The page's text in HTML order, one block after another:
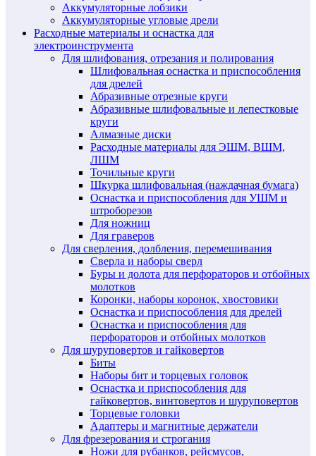
Аккумуляторные лобзики
Аккумуляторные угловые дрели
Расходные материалы и оснастка для
электроинструмента
Для шлифования, отрезания и полирования
Шлифовальная оснастка и приспособления
для дрелей
Абразивные отрезные круги
Абразивные шлифовальные и лепестковые
круги
Алмазные диски
Расходные материалы для ЭШМ, ВШМ,
ЛШМ
Точильные круги
Шкурка шлифовальная (наждачная бумага)
Оснастка и приспособления для УШМ и
штроборезов
Для ножниц
Для граверов
Для сверления, долбления, перемешивания
Сверла и наборы сверл
Буры и долота для перфораторов и отбойных
молотков
Коронки, наборы коронок, хвостовики
Оснастка и приспособления для дрелей
Оснастка и приспособления для
перфораторов и отбойных молотков
Для шуруповертов и гайковертов
Биты
Наборы бит и торцевых головок
Оснастка и приспособления для
гайковертов, винтовертов и шуруповертов
Торцевые головки
Адаптеры и магнитные держатели
Для фрезерования и строгания
Ножи для рубанков, рейсмусов,